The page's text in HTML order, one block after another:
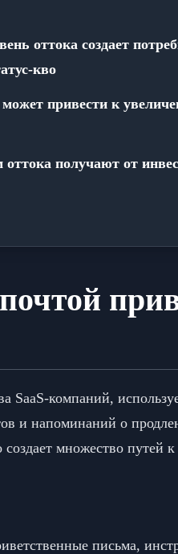
оттока создает
кво
привести к
получают от
SaaS-компаний,
и напоминаний о
множество путей к
письма,